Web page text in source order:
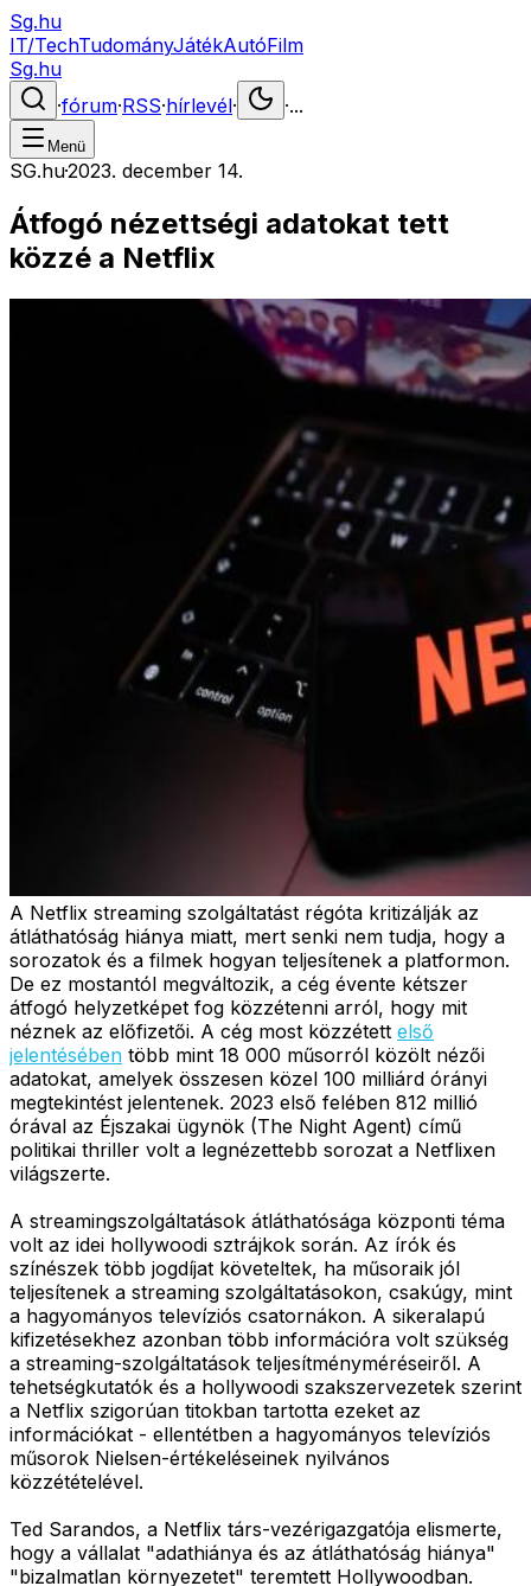
Sg.hu
IT/TechTudományJátékAutóFilm
Sg.hu
·fórum·RSS·hírlevél· ·...
Menü
SG.hu·2023. december 14.
Átfogó nézettségi adatokat tett
közzé a Netflix
A Netflix streaming szolgáltatást régóta kritizálják az
átláthatóság hiánya miatt, mert senki nem tudja, hogy a
sorozatok és a filmek hogyan teljesítenek a platformon.
De ez mostantól megváltozik, a cég évente kétszer
átfogó helyzetképet fog közzétenni arról, hogy mit
néznek az előfizetői. A cég most közzétett első
jelentésében több mint 18 000 műsorról közölt nézői
adatokat, amelyek összesen közel 100 milliárd órányi
megtekintést jelentenek. 2023 első felében 812 millió
órával az Éjszakai ügynök (The Night Agent) című
politikai thriller volt a legnézettebb sorozat a Netflixen
világszerte.
A streamingszolgáltatások átláthatósága központi téma
volt az idei hollywoodi sztrájkok során. Az írók és
színészek több jogdíjat követeltek, ha műsoraik jól
teljesítenek a streaming szolgáltatásokon, csakúgy, mint
a hagyományos televíziós csatornákon. A sikeralapú
kifizetésekhez azonban több információra volt szükség
a streaming-szolgáltatások teljesítményméréseiről. A
tehetségkutatók és a hollywoodi szakszervezetek szerint
a Netflix szigorúan titokban tartotta ezeket az
információkat - ellentétben a hagyományos televíziós
műsorok Nielsen-értékeléseinek nyilvános
közzétételével.
Ted Sarandos, a Netflix társ-vezérigazgatója elismerte,
hogy a vállalat "adathiánya és az átláthatóság hiánya"
"bizalmatlan környezetet" teremtett Hollywoodban.